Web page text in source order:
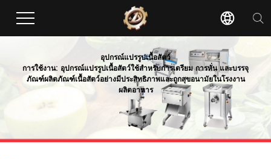
อุปกรณ์แปรรูปเนื้อสัตว์
การใช้งาน: อุปกรณ์แปรรูปเนื้อสัตว์ใช้สำหรับการเตรียม การหั่น และบรรจุ
ภัณฑ์ผลิตภัณฑ์เนื้อสัตว์อย่างมีประสิทธิภาพและถูกสุขอนามัยในโรงงาน
ผลิตอาหาร